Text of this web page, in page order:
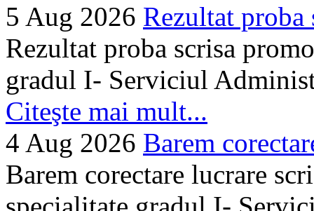
5 Aug 2026 Rezultat proba
Rezultat proba scrisa
gradul I- Serviciul
Citeşte mai mult...
4 Aug 2026 Barem
Barem corectare lucrare